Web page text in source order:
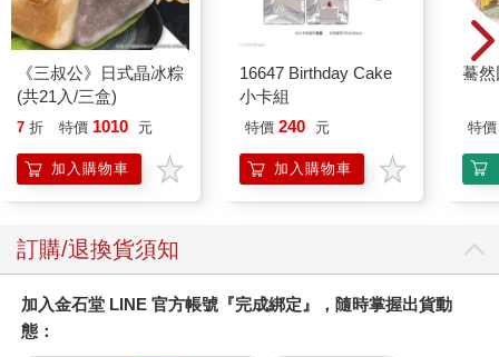
《三叔公》日式晶冰粽
(共21入/三盒)
7 折 特價 1010 元
加入購物車
16647 Birthday Cake
小卡組
特價 240 元
加入購物車
驀
特價
訂購/退換貨須知
加入金石堂 LINE 官方帳號『完成綁定』，隨時掌握出貨動
態：